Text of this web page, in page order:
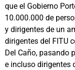
que el Gobierno
10.000.000 de
y dirigentes de un
dirigentes del FITU
Del Caño, pasando
e incluso dirigentes